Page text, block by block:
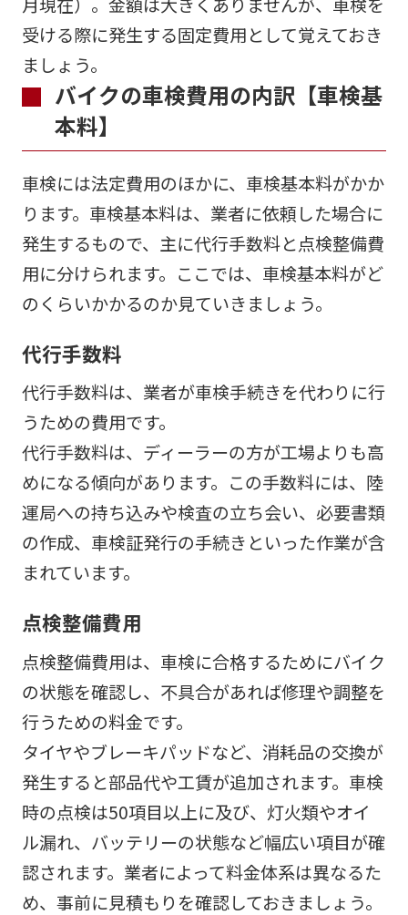
受ける際に発生する固定費用として覚えておき
ましょう。
バイクの車検費用の内訳【車検基
本料】
車検には法定費用のほかに、車検基本料がかか
ります。車検基本料は、業者に依頼した場合に
発生するもので、主に代行手数料と点検整備費
用に分けられます。ここでは、車検基本料がど
のくらいかかるのか見ていきましょう。
代行手数料
代行手数料は、業者が車検手続きを代わりに行
うための費用です。
代行手数料は、ディーラーの方が工場よりも高
めになる傾向があります。この手数料には、陸
運局への持ち込みや検査の立ち会い、必要書類
の作成、車検証発行の手続きといった作業が含
まれています。
点検整備費用
点検整備費用は、車検に合格するためにバイク
の状態を確認し、不具合があれば修理や調整を
行うための料金です。
タイヤやブレーキパッドなど、消耗品の交換が
発生すると部品代や工賃が追加されます。車検
時の点検は50項目以上に及び、灯火類やオイ
ル漏れ、バッテリーの状態など幅広い項目が確
認されます。業者によって料金体系は異なるた
め、事前に見積もりを確認しておきましょう。